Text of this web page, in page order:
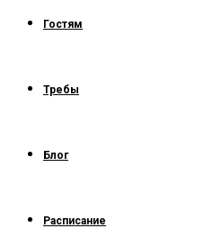
Гостям
Требы
Блог
Расписание